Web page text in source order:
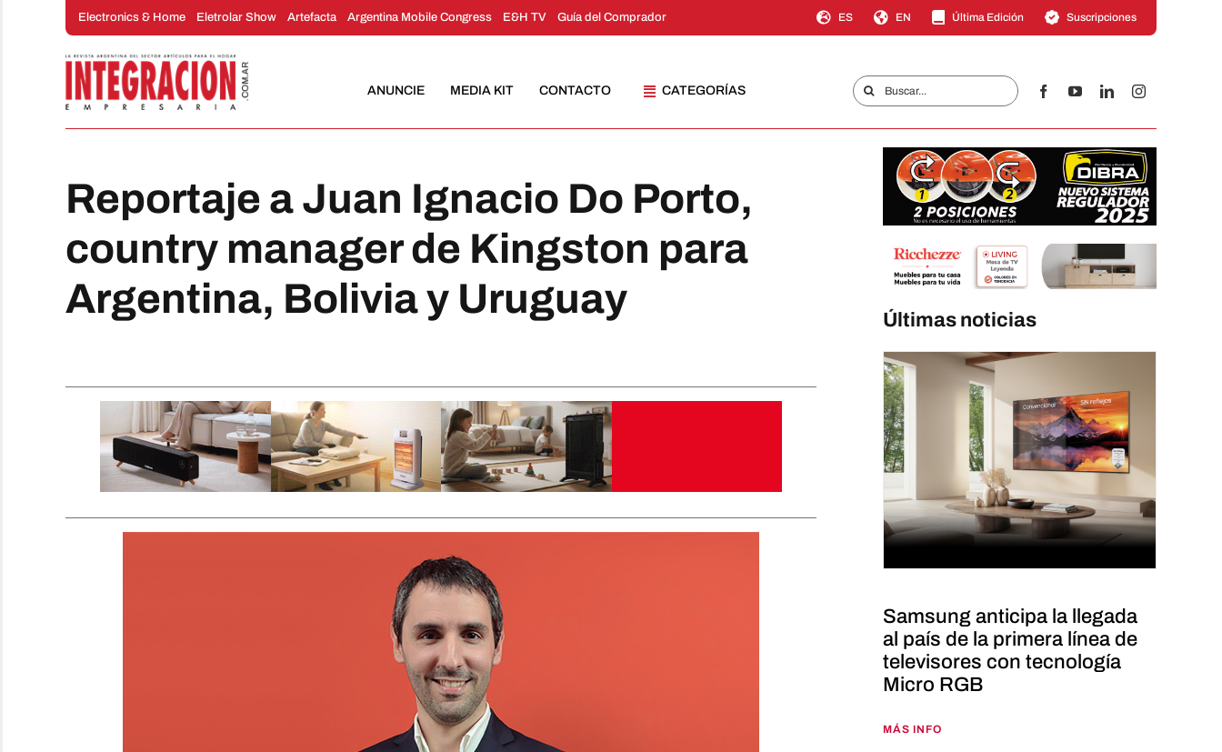
Electronics & Home Eletrolar Show Artefacta Argentina Mobile Congress E&H TV Guía del Comprador ES EN Última Edición Suscripciones
ANUNCIE MEDIA KIT CONTACTO CATEGORÍAS
Buscar:
Reportaje a Juan Ignacio Do Porto,
country manager de Kingston para
Argentina, Bolivia y Uruguay
Últimas noticias
Samsung anticipa la llegada
al país de la primera línea de
televisores con tecnología
Micro RGB
MÁS INFO